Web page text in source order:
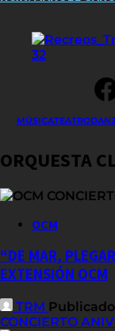
MÚSICATEATRO
ORQUESTA
OCM
“DE MAR,
EXTENSIÓN OCM
TRM
CONCIERTO